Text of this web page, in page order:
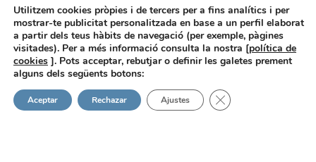
F. 93 426 18 87
info@fermaseguros.com
Avinguda de Mistral 10
Entresol – 6 porta
08015 Barcelona
Utilitzem cookies pròpies i de tercers per a fins analítics i per
mostrar-te publicitat personalitzada en base a un perfil elaborat
a partir dels teus hàbits de navegació (per exemple, pàgines
visitades). Per a més informació consulta la nostra [política de
cookies ]. Pots acceptar, rebutjar o definir les galetes prement
alguns dels següents botons:
Aceptar Rechazar Ajustes Tanca el bàner de